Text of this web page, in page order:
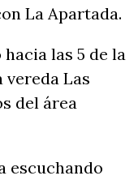
La Apartada.
las 5 de la
Las
del área
escuchando